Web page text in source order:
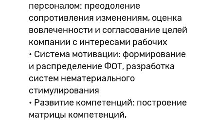
персоналом: преодоление
сопротивления изменениям, оценка
вовлеченности и согласование целей
компании с интересами рабочих
• Система мотивации: формирование
и распределение ФОТ, разработка
систем нематериального
стимулирования
• Развитие компетенций: построение
матрицы компетенций,